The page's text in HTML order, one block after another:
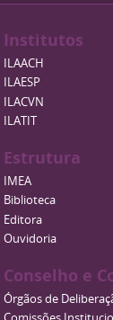
Institutos
ILAACH
ILAESP
ILACVN
ILATIT
Estrutura
IMEA
Biblioteca
Editora
Ouvidoria
Conselho e
Órgãos de